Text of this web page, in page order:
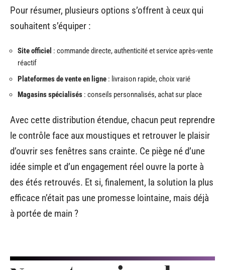
Pour résumer, plusieurs options s’offrent à ceux qui
souhaitent s’équiper :
Site officiel : commande directe, authenticité et service après-vente
réactif
Plateformes de vente en ligne : livraison rapide, choix varié
Magasins spécialisés : conseils personnalisés, achat sur place
Avec cette distribution étendue, chacun peut reprendre
le contrôle face aux moustiques et retrouver le plaisir
d’ouvrir ses fenêtres sans crainte. Ce piège né d’une
idée simple et d’un engagement réel ouvre la porte à
des étés retrouvés. Et si, finalement, la solution la plus
efficace n’était pas une promesse lointaine, mais déjà
à portée de main ?